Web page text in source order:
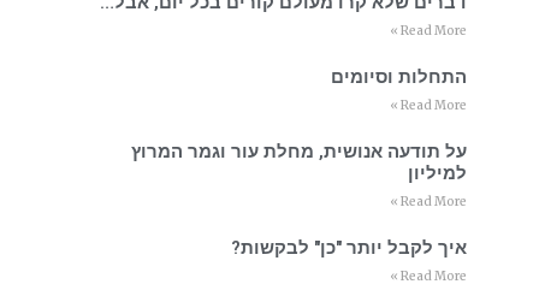
Read More »
התחלות וסיומים
Read More »
על תודעה אנושית, מחלת עור וגמר המרוץ
למיליון
Read More »
איך לקבל יותר "כן" לבקשות?
Read More »